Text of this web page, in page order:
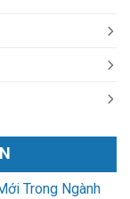
Trong Ngành